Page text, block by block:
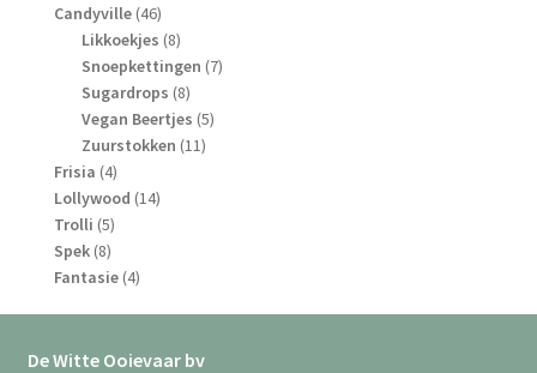
producten
Candyville 4646
producten
Likkoekjes 88
producten
Snoepkettingen 77
Sugardrops 88
producten
Vegan Beertjes 55
Zuurstokken 1111
Frisia 44
producten
Lollywood 1414
Trolli 55
producten
Spek 88
producten
Fantasie 44
De Witte Ooievaar bv